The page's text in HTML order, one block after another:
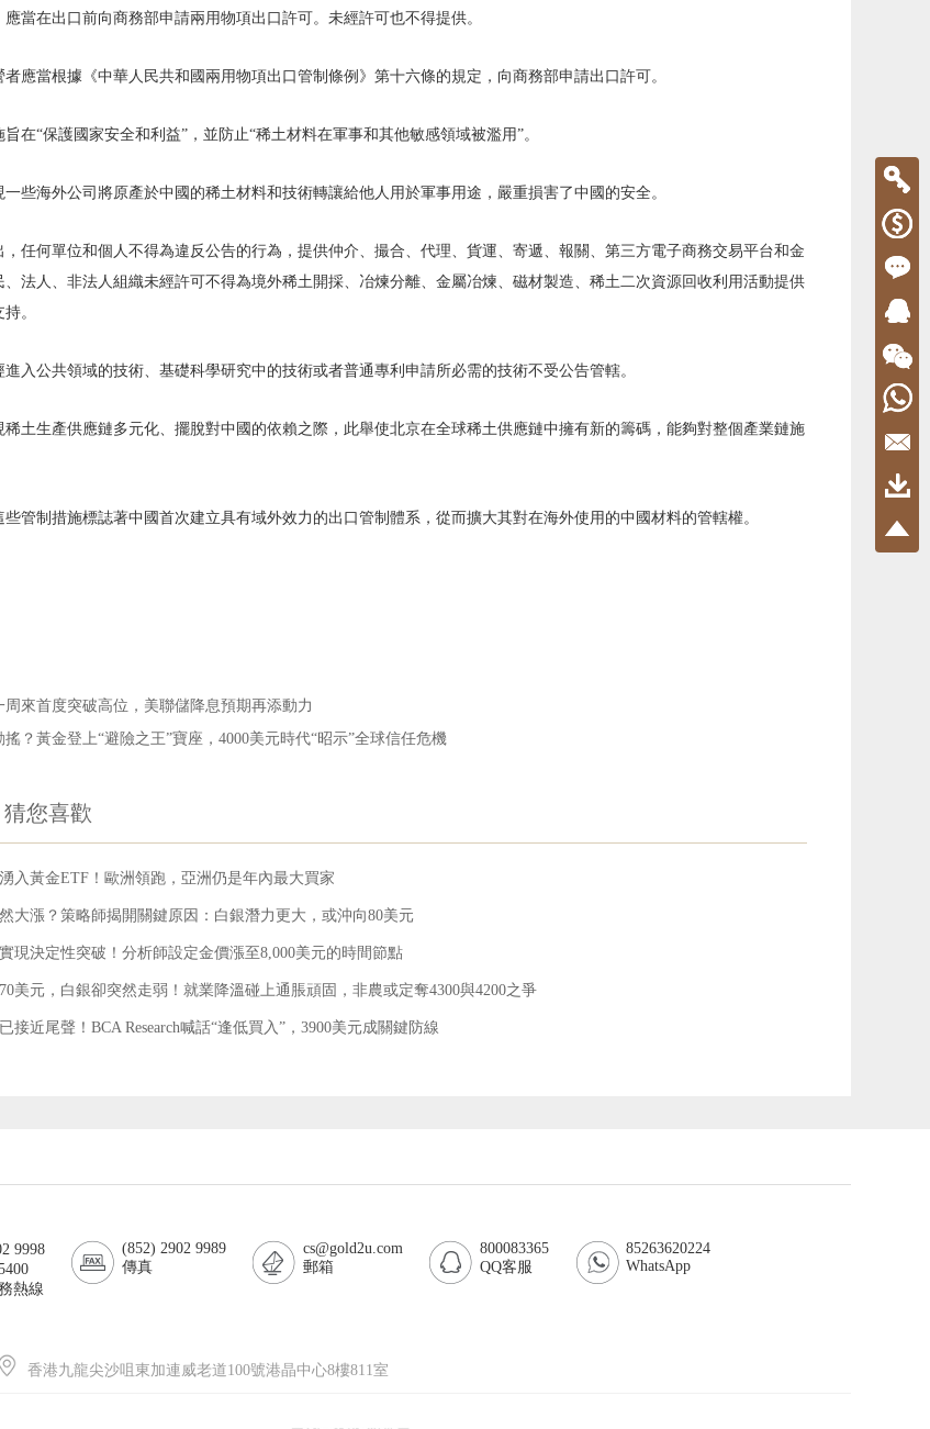
當在出口前向商務部申請兩用物項出口許可。未經許可也不得提供。
應當根據《中華人民共和國兩用物項出口管制條例》第十六條的規定，向商務部申請出口許可。
在“保護國家安全和利益”，並防止“稀土材料在軍事和其他敏感領域被濫用”。
些海外公司將原產於中國的稀土材料和技術轉讓給他人用於軍事用途，嚴重損害了中國的安全。
任何單位和個人不得為違反公告的行為，提供仲介、撮合、代理、貨運、寄遞、報關、第三方電子商務交易平台和金
法人、非法人組織未經許可不得為境外稀土開採、冶煉分離、金屬冶煉、磁材製造、稀土二次資源回收利用活動提供
。
入公共領域的技術、基礎科學研究中的技術或者普通專利申請所必需的技術不受公告管轄。
土生產供應鏈多元化、擺脫對中國的依賴之際，此舉使北京在全球稀土供應鏈中擁有新的籌碼，能夠對整個產業鏈施
些管制措施標誌著中國首次建立具有域外效力的出口管制體系，從而擴大其對在海外使用的中國材料的管轄權。
周來首度突破高位，美聯儲降息預期再添動力
搖？黃金登上“避險之王”寶座，4000美元時代“昭示”全球信任危機
猜您喜歡
入黃金ETF！歐洲領跑，亞洲仍是年內最大買家
大漲？策略師揭開關鍵原因：白銀潛力更大，或沖向80美元
現決定性突破！分析師設定金價漲至8,000美元的時間節點
美元，白銀卻突然走弱！就業降溫碰上通脹頑固，非農或定奪4300與4200之爭
接近尾聲！BCA Research喊話“逢低買入”，3900美元成關鍵防線
9998
熱線
(852) 2902 9989
傳真
cs@gold2u.com
郵箱
800083365
QQ客服
85263620224
WhatsApp
香港九龍尖沙咀東加連威老道100號港晶中心8樓811室